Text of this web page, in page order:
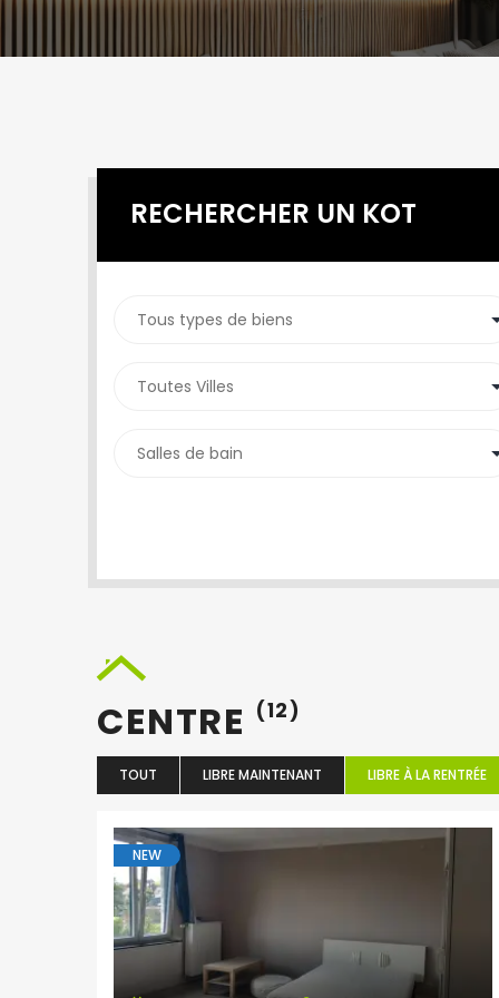
RECHERCHER UN KOT
CENTRE (12)
TOUT LIBRE MAINTENANT LIBRE À LA RENTRÉE
NEW